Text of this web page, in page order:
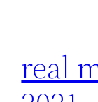
real